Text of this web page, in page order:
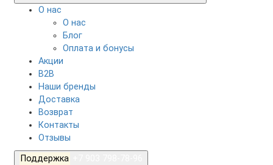
О нас
О нас
Блог
Оплата и бонусы
Акции
B2B
Наши бренды
Доставка
Возврат
Контакты
Отзывы
Поддержка